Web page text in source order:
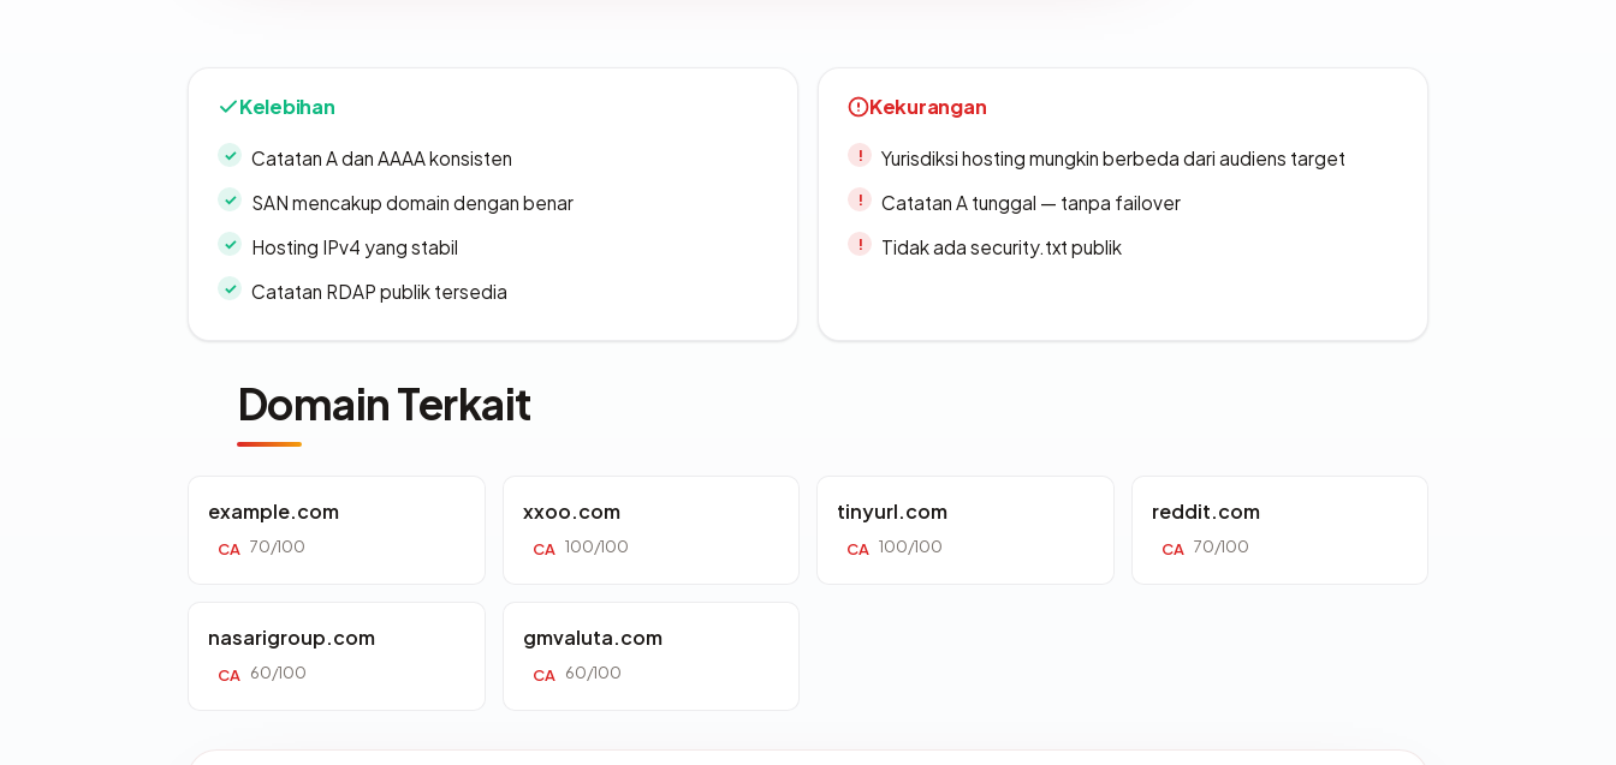
Kelebihan
Catatan A dan AAAA konsisten
SAN mencakup domain dengan benar
Hosting IPv4 yang stabil
Catatan RDAP publik tersedia
Kekurangan
Yurisdiksi hosting mungkin berbeda dari audiens target
Catatan A tunggal — tanpa failover
Tidak ada security.txt publik
Domain Terkait
example.com
CA 70/100
xxoo.com
CA 100/100
tinyurl.com
CA 100/100
reddit.com
CA 70/100
nasarigroup.com
CA 60/100
gmvaluta.com
CA 60/100